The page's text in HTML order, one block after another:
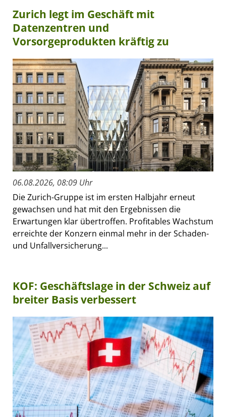
Zurich legt im Geschäft mit
Datenzentren und
Vorsorgeprodukten kräftig zu
06.08.2026, 08:09 Uhr
Die Zurich-Gruppe ist im ersten Halbjahr erneut
gewachsen und hat mit den Ergebnissen die
Erwartungen klar übertroffen. Profitables Wachstum
erreichte der Konzern einmal mehr in der Schaden-
und Unfallversicherung...
KOF: Geschäftslage in der Schweiz auf
breiter Basis verbessert